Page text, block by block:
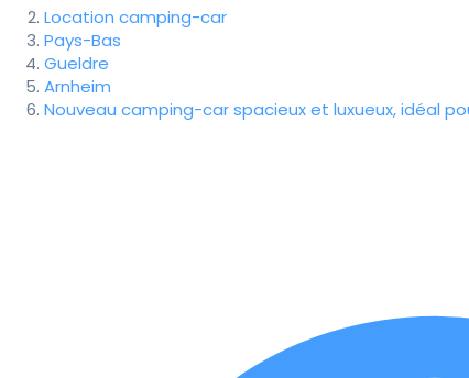
Location camping-car
Pays-Bas
Gueldre
Arnheim
Nouveau camping-car spacieux et luxueux, idéal